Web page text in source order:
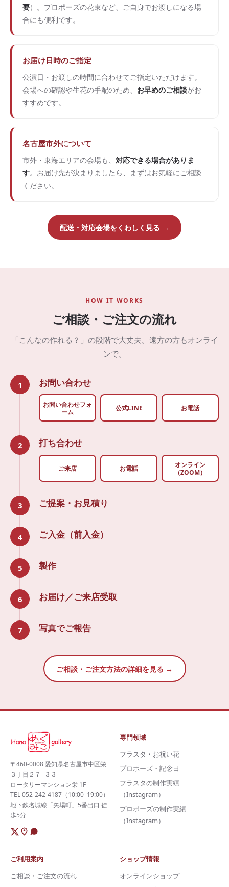
要）。プロポーズの花束など、ご自身でお渡しになる場
合にも便利です。
お届け日時のご指定
公演日・お渡しの時間に合わせてご指定いただけます。
会場への確認や生花の手配のため、 お早めのご相談がお
すすめです。
名古屋市外について
市外・東海エリアの会場も、 対応できる場合がありま
す。お届け先が決まりましたら、まずはお気軽にご相談
ください。
配送・対応会場をくわしく見る →
HOW IT WORKS
ご相談・ご注文の流れ
「こんなの作れる？」の段階で大丈夫。遠方の方もオンライ
ンで。
1 お問い合わせ
お問い合わせフォ
ーム
公式LINE お電話
2 打ち合わせ
ご来店 お電話
オンライン
（ZOOM）
3 ご提案・お見積り
4 ご入金（前入金）
5 製作
6 お届け／ご来店受取
7 写真でご報告
ご相談・ご注文方法の詳細を見る →
〒460-0008 愛知県名古屋市中区栄
３丁目２７−３３
ロータリーマンション栄 1F
TEL 052-242-4187（10:00–19:00）
地下鉄名城線「矢場町」5番出口 徒
歩5分
専門領域
フラスタ・お祝い花
プロポーズ・記念日
フラスタの制作実績
（Instagram）
プロポーズの制作実績
（Instagram）
ご利用案内
ご相談・ご注文の流れ
ショップ情報
オンラインショップ